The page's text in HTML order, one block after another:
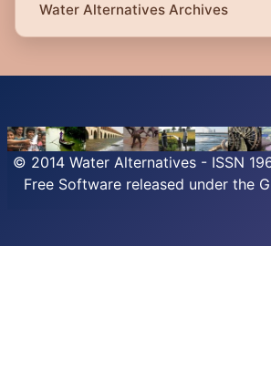
Water Alternatives Archives
© 2014 Water Alternatives - ISSN
Free Software released under the